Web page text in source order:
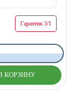
Гарантия 3/1